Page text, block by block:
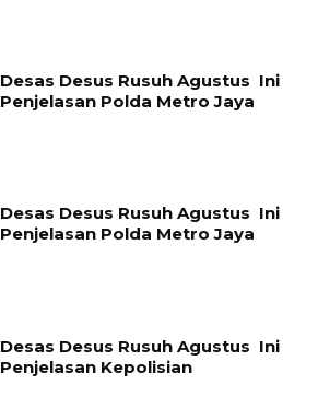
Desas Desus Rusuh Agustus Ini
Penjelasan Polda Metro Jaya
Desas Desus Rusuh Agustus Ini
Penjelasan Polda Metro Jaya
Desas Desus Rusuh Agustus Ini
Penjelasan Kepolisian